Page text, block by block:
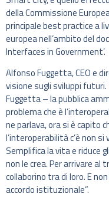
della Commissione
principale best practice a
europea nell’ambito del
Interfaces in Government’.
Alfonso Fuggetta, CEO e
visione sugli sviluppi
Fuggetta – la pubblica
problema che è
ne parlava, ora si è capito
l’interoperabilità c’è non
Semplifica la vita e riduce
non le crea. Per arrivare al
collaborino tra di loro. E
accordo istituzionale”.